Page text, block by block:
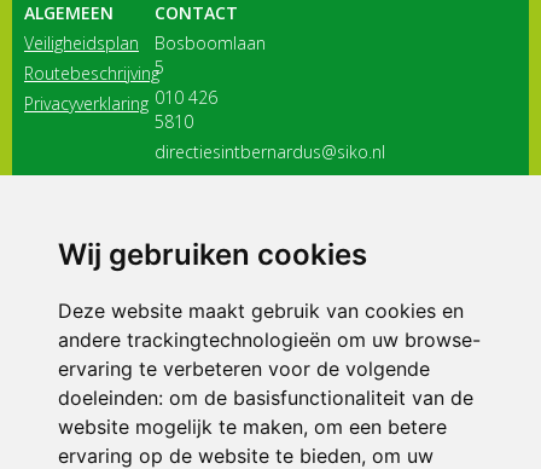
Wij gebruiken cookies
Deze website maakt gebruik van cookies en
andere trackingtechnologieën om uw browse-
ervaring te verbeteren voor de volgende
doeleinden: om de basisfunctionaliteit van de
website mogelijk te maken, om een betere
ervaring op de website te bieden, om uw
ALGEMEEN
Veiligheidsplan
Routebeschrijving
Privacyverklaring
CONTACT
Bosboomlaan
5
010 426
5810
directiesintbernardus@siko.nl
3116 JB
ONDERDEEL VAN